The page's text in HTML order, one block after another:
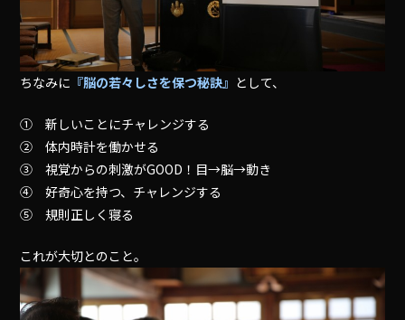
ちなみに 『脳の若々しさを保つ秘訣』 として、
① 新しいことにチャレンジする
② 体内時計を働かせる
③ 視覚からの刺激がGOOD！目→脳→動き
④ 好奇心を持つ、チャレンジする
⑤ 規則正しく寝る
これが大切とのこと。